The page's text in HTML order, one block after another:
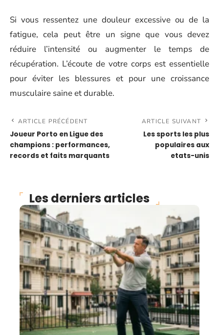
Si vous ressentez une douleur excessive ou de la
fatigue, cela peut être un signe que vous devez
réduire l’intensité ou augmenter le temps de
récupération. L’écoute de votre corps est essentielle
pour éviter les blessures et pour une croissance
musculaire saine et durable.
ARTICLE PRÉCÉDENT
Joueur Porto en Ligue des
champions : performances,
records et faits marquants
ARTICLE SUIVANT
Les sports les plus
populaires aux
etats-unis
Les derniers articles